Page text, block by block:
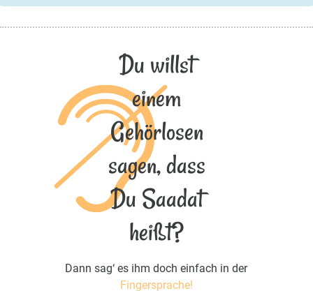
Du willst
einem
Gehörlosen
sagen, dass
Du Saadat
heißt?
Dann sag‘ es ihm doch einfach in der
Fingersprache!